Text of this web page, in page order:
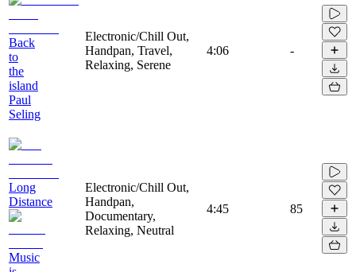
Back
to
the
island
Paul
Seling
Electronic/Chill Out,
Handpan, Travel,
Relaxing, Serene
4:06 -
Long
Distance
Music
Electronic/Chill Out,
Handpan,
Documentary,
Relaxing, Neutral
4:45 85